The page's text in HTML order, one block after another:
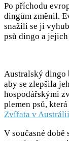
Po příchodu
dingům změnil.
snažili se ji
psů dingo a
Australský dingo
aby se zlepšila
hospodářskými
plemen psů,
Zvířata v
V současné době